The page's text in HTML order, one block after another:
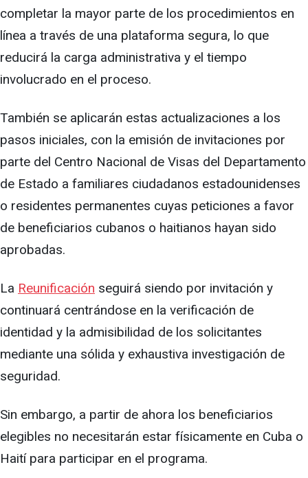
completar la mayor parte de los procedimientos en
línea a través de una plataforma segura, lo que
reducirá la carga administrativa y el tiempo
involucrado en el proceso.
También se aplicarán estas actualizaciones a los
pasos iniciales, con la emisión de invitaciones por
parte del Centro Nacional de Visas del Departamento
de Estado a familiares ciudadanos estadounidenses
o residentes permanentes cuyas peticiones a favor
de beneficiarios cubanos o haitianos hayan sido
aprobadas.
La Reunificación seguirá siendo por invitación y
continuará centrándose en la verificación de
identidad y la admisibilidad de los solicitantes
mediante una sólida y exhaustiva investigación de
seguridad.
Sin embargo, a partir de ahora los beneficiarios
elegibles no necesitarán estar físicamente en Cuba o
Haití para participar en el programa.